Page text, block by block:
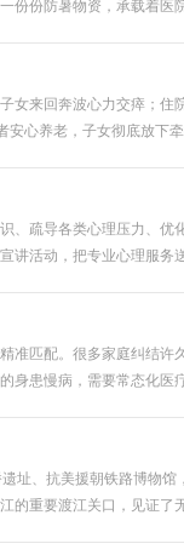
份份防暑物资，承载着医
来回奔波心力交瘁；
安心养老，子女彻底放下
、疏导各类心理压力、
讲活动，把专业心理服务
匹配。很多家庭纠结许
身患慢病，需要常态化医
址、抗美援朝铁路博物
的重要渡江关口，见证了